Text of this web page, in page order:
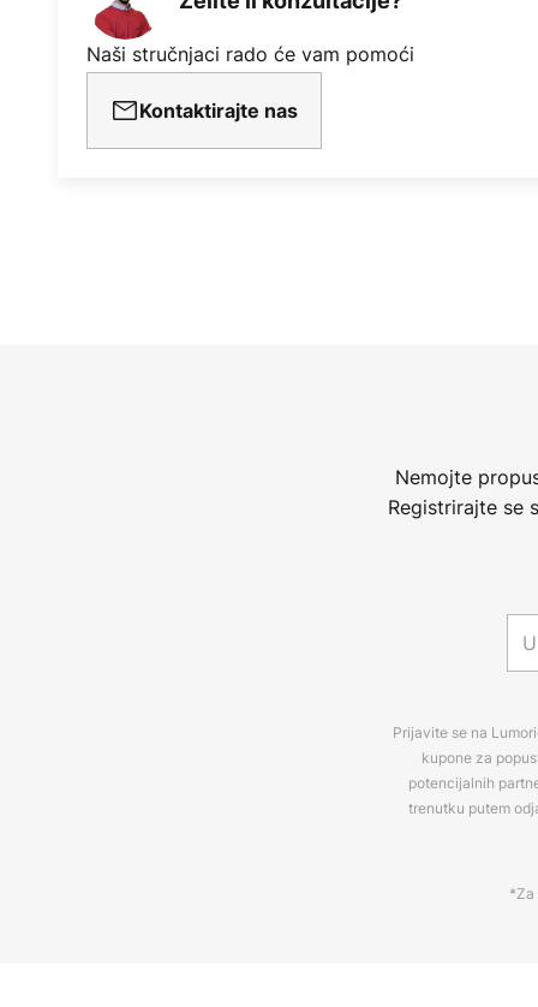
Naši stručnjaci rado će vam pomoći
Kontaktirajte nas
Nemojte
Registrirajte se
Prijavite se na
kupone za
potencijalnih
trenutku putem
*Za